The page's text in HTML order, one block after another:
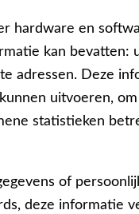
hardware en
kan bevatten:
adressen. Deze
uitvoeren,
statistieken
of
deze informatie